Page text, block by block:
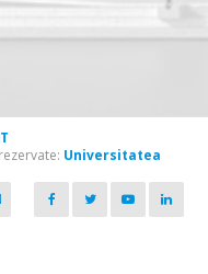
Universitatea